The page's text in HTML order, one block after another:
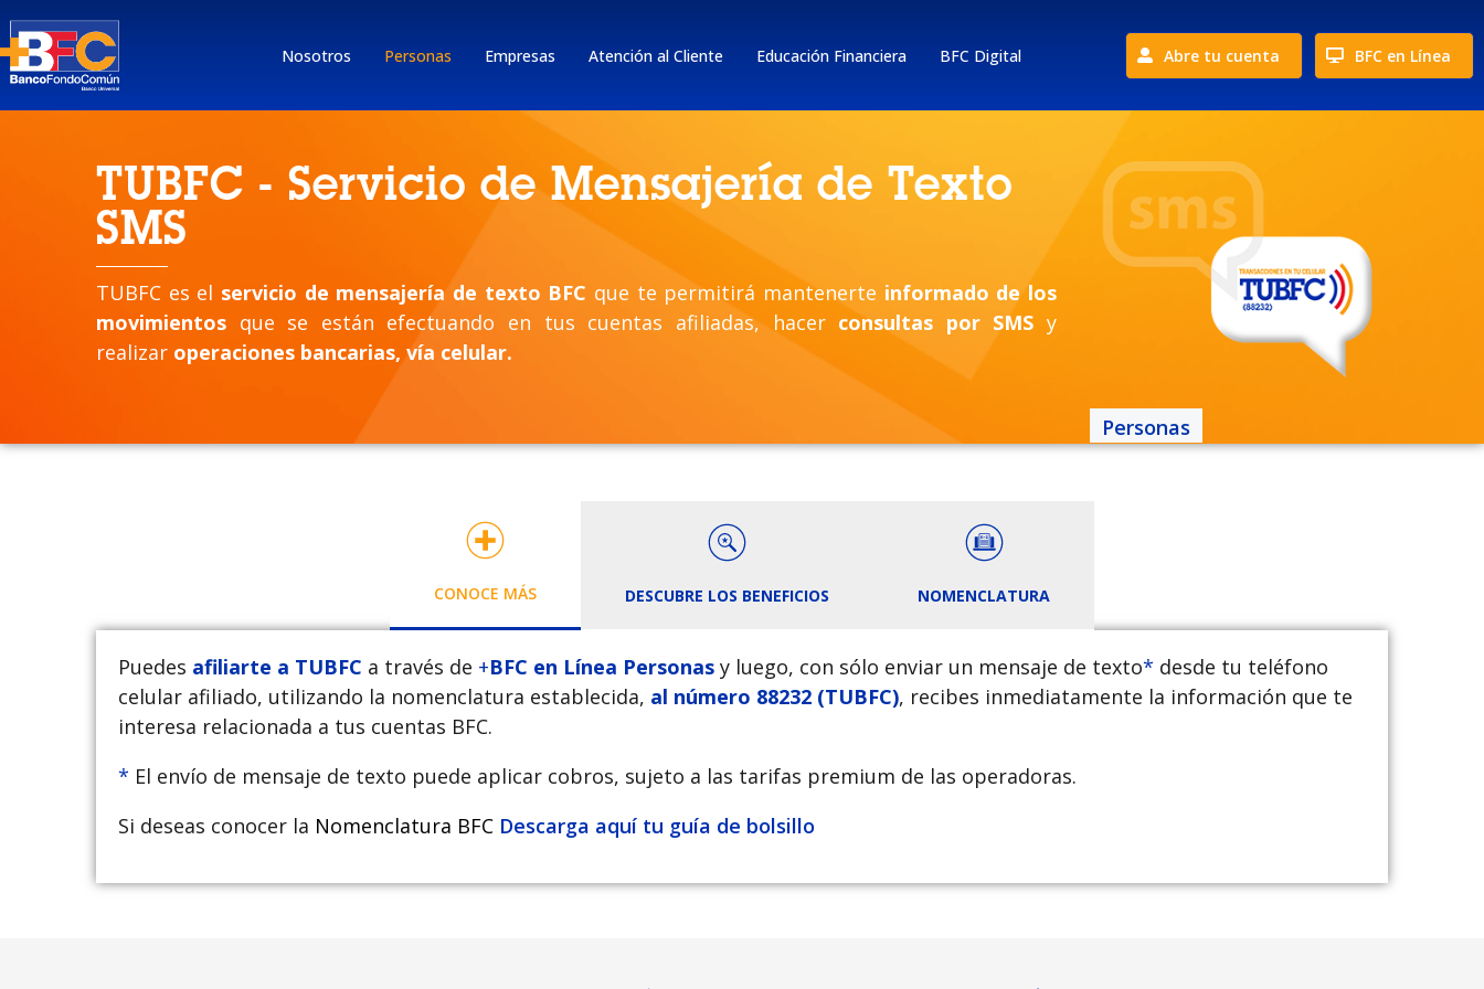
Abre tu cuenta BFC en Línea
Nosotros Personas Empresas Atención al Cliente Educación Financiera BFC Digital
TUBFC - Servicio de Mensajería de Texto
SMS
TUBFC es el servicio de mensajería de texto BFC que te permitirá mantenerte informado de los
movimientos que se están efectuando en tus cuentas afiliadas, hacer consultas por SMS y
realizar operaciones bancarias, vía celular.
Personas
CONOCE MÁS DESCUBRE LOS BENEFICIOS NOMENCLATURA
Puedes afiliarte a TUBFC a través de +BFC en Línea Personas y luego, con sólo enviar un mensaje de texto* desde tu teléfono
celular afiliado, utilizando la nomenclatura establecida, al número 88232 (TUBFC), recibes inmediatamente la información que te
interesa relacionada a tus cuentas BFC.
* El envío de mensaje de texto puede aplicar cobros, sujeto a las tarifas premium de las operadoras.
Si deseas conocer la Nomenclatura BFC Descarga aquí tu guía de bolsillo